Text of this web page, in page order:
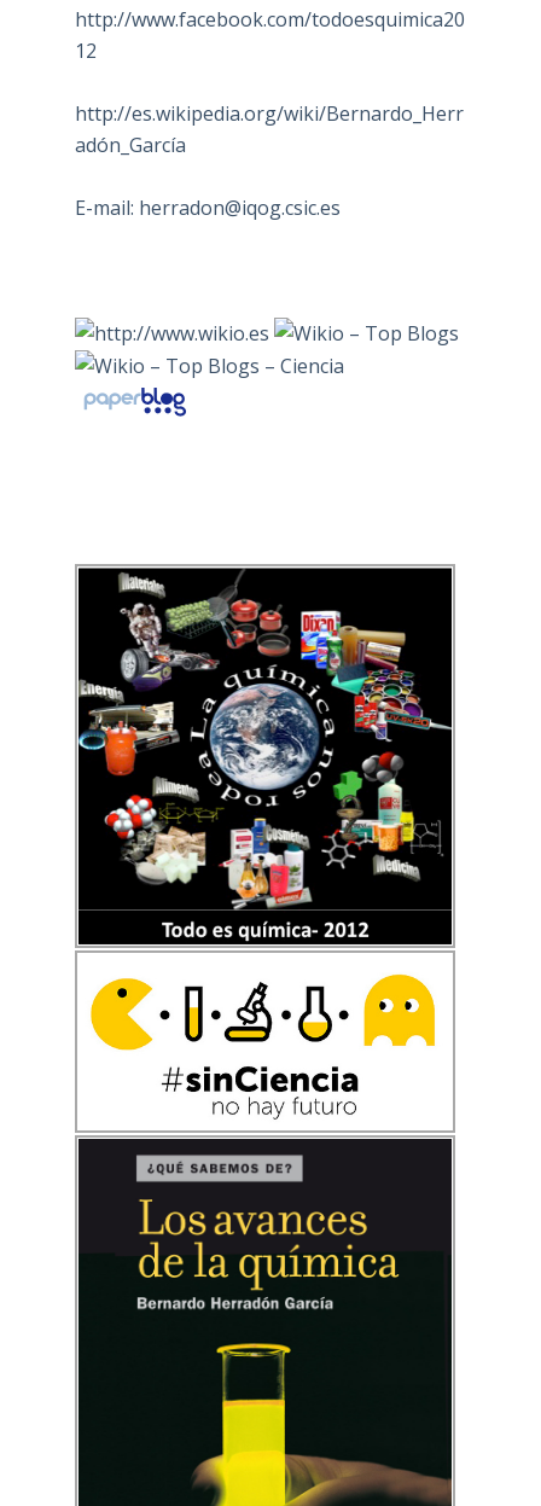
http://www.facebook.com/todoesquimica20
12
http://es.wikipedia.org/wiki/Bernardo_Herr
adón_García
E-mail: herradon@iqog.csic.es